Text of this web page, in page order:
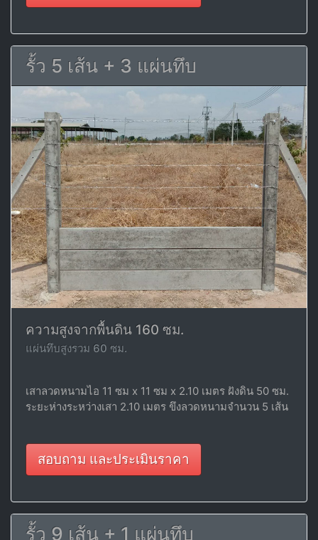
รั้ว 5 เส้น + 3 แผ่นทึบ
ความสูงจากพื้นดิน 160 ซม.
แผ่นทึบสูงรวม 60 ซม.
เสาลวดหนามไอ 11 ซม x 11 ซม x 2.10 เมตร ฝังดิน 50 ซม.
ระยะห่างระหว่างเสา 2.10 เมตร ขึงลวดหนามจำนวน 5 เส้น
สอบถาม และประเมินราคา
รั้ว 9 เส้น + 1 แผ่นทึบ